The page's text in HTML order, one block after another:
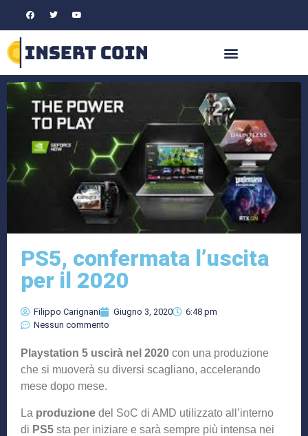
PS5, confermata l’uscita
per il 2020
Filippo Carignani Giugno 3, 2020
6:48 pm
Nessun commento
Playstation 5 uscirà nel 2020 con una produzione
che si muoverà su diversi scagliano, accelerando
mese dopo mese.
La produzione del SoC di AMD utilizzato all’interno
di PS5 sta per iniziare e sarà sempre più intensa nei